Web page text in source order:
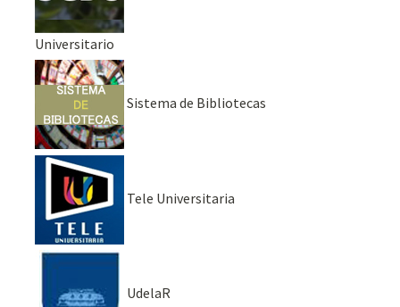
Universitario
Sistema de Bibliotecas
Tele Universitaria
UdelaR